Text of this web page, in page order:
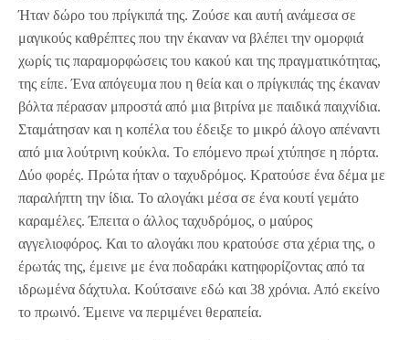
Ήταν δώρο του πρίγκιπά της. Ζούσε και αυτή ανάμεσα σε
μαγικούς καθρέπτες που την έκαναν να βλέπει την ομορφιά
χωρίς τις παραμορφώσεις του κακού και της πραγματικότητας,
της είπε. Ένα απόγευμα που η θεία και ο πρίγκιπάς της έκαναν
βόλτα πέρασαν μπροστά από μια βιτρίνα με παιδικά παιχνίδια.
Σταμάτησαν και η κοπέλα του έδειξε το μικρό άλογο απέναντι
από μια λούτρινη κούκλα. Το επόμενο πρωί χτύπησε η πόρτα.
Δύο φορές. Πρώτα ήταν ο ταχυδρόμος. Κρατούσε ένα δέμα με
παραλήπτη την ίδια. Το αλογάκι μέσα σε ένα κουτί γεμάτο
καραμέλες. Έπειτα ο άλλος ταχυδρόμος, ο μαύρος
αγγελιοφόρος. Και το αλογάκι που κρατούσε στα χέρια της, ο
έρωτάς της, έμεινε με ένα ποδαράκι κατηφορίζοντας από τα
ιδρωμένα δάχτυλα. Κούτσαινε εδώ και 38 χρόνια. Από εκείνο
το πρωινό. Έμεινε να περιμένει θεραπεία.